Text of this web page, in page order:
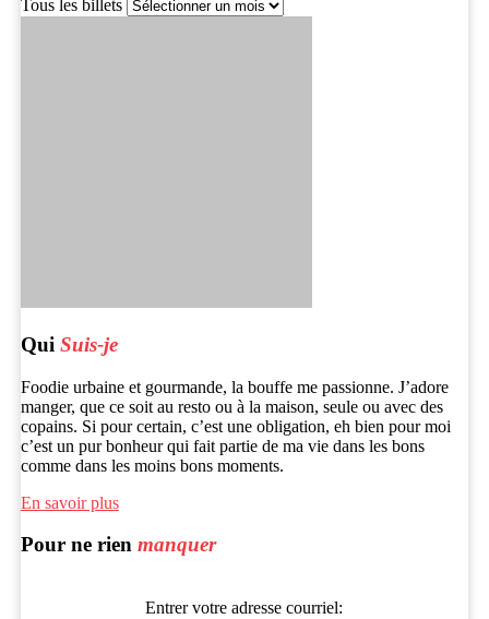
Tous les billets
Qui Suis-je
Foodie urbaine et gourmande, la bouffe me passionne. J’adore
manger, que ce soit au resto ou à la maison, seule ou avec des
copains. Si pour certain, c’est une obligation, eh bien pour moi
c’est un pur bonheur qui fait partie de ma vie dans les bons
comme dans les moins bons moments.
En savoir plus
Pour ne rien manquer
Entrer votre adresse courriel: